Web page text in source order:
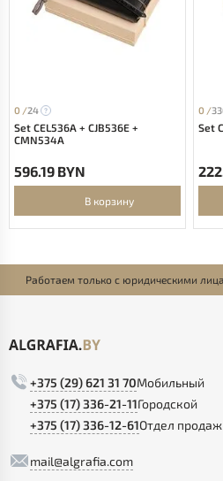
0 /24
Set CEL536A + CJB536E +
CMN534A
596.19 BYN
В корзину
0 /
Set
Работаем только с юридическими
+375 (29) 621 31 70Мобильный
+375 (17) 336-21-11Городской
+375 (17) 336-12-61Отдел продаж
mail@algrafia.com